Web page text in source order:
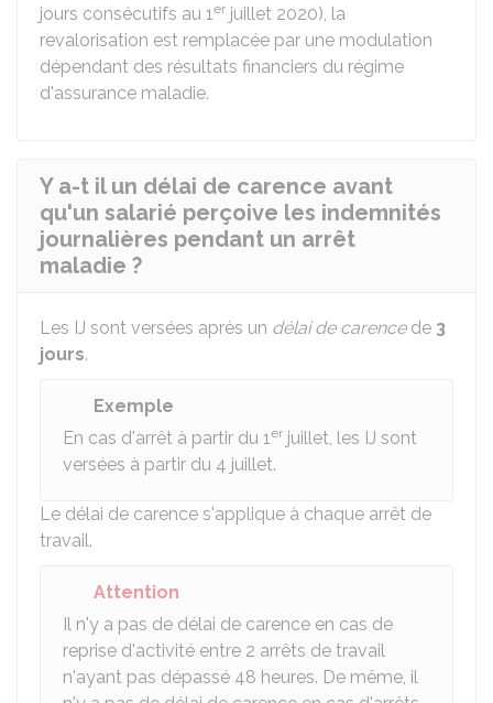
jours consécutifs au 1er juillet 2020), la
revalorisation est remplacée par une modulation
dépendant des résultats financiers du régime
d'assurance maladie.
Y a-t il un délai de carence avant
qu'un salarié perçoive les indemnités
journalières pendant un arrêt
maladie ?
Les IJ sont versées après un délai de carencede 3
jours.
Exemple
En cas d'arrêt à partir du 1er juillet, les IJ sont
versées à partir du 4 juillet.
Le délai de carence s'applique à chaque arrêt de
travail.
Attention
Il n'y a pas de délai de carence en cas de
reprise d'activité entre 2 arrêts de travail
n'ayant pas dépassé 48 heures. De même, il